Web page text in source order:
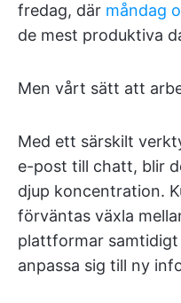
fredag, där måndag
de mest produktiva
Men vårt sätt att
Med ett särskilt
e-post till chatt, blir
djup koncentration.
förväntas växla
plattformar
anpassa sig till ny